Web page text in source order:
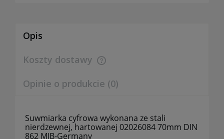
Opis
Koszty dostawy
Cena nie zawiera ewentualnych kosztów płatności
Opinie o produkcie (0)
Suwmiarka cyfrowa wykonana ze stali
nierdzewnej, hartowanej 02026084 70mm DIN
862 MIB-Germany